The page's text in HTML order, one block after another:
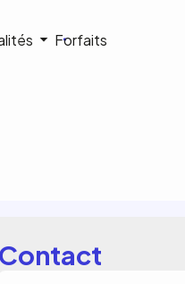
Forfaits
Contact